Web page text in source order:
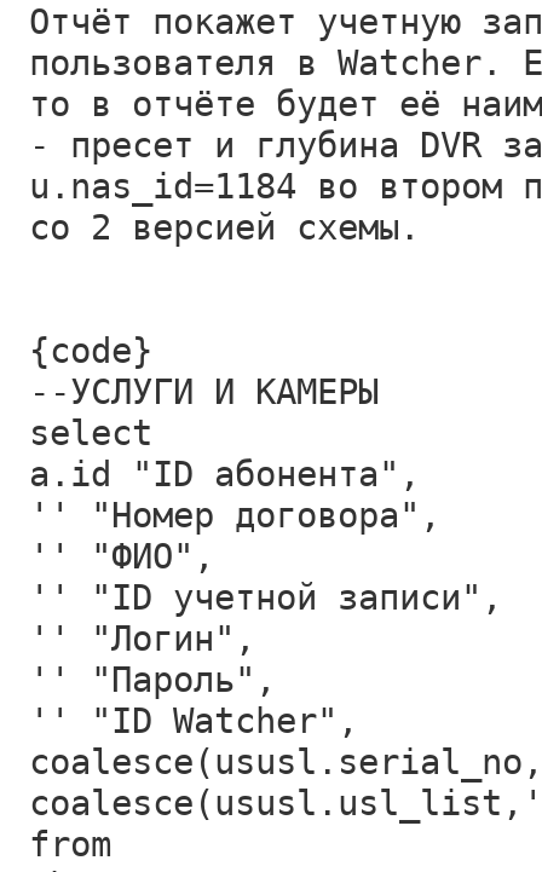
Отчёт покажет учетную
пользователя в Watcher.
то в отчёте будет её
- пресет и глубина DVR
u.nas_id=1184 во втором
со 2 версией схемы.
{code}
--УСЛУГИ И КАМЕРЫ
select
a.id "ID абонента",
'' "Номер договора",
'' "ФИО",
'' "ID учетной записи",
'' "Логин",
'' "Пароль",
'' "ID Watcher",
from